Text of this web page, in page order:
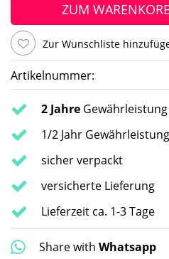
ZUM
Zur Wunschliste
Artikelnummer:
2 Jahre
1/2 Jahr
sicher verpackt
versicherte Lieferung
Lieferzeit ca. 1-3 Tage
Share with Whatsapp